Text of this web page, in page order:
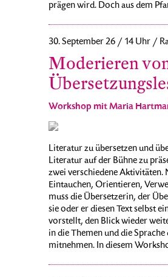
prägen wird. Doch aus dem
30. September 26 / 14 Uhr /
Moderieren
Workshop mit Maria
Literatur zu übersetzen und
Literatur auf der Bühne zu
zwei verschiedene Aktivitäten.
Eintauchen, Orientieren,
muss die Übersetzerin, der
sie oder er diesen Text selbst
vorstellt, den Blick wieder
in die Themen und die Sprache
mitnehmen. In diesem